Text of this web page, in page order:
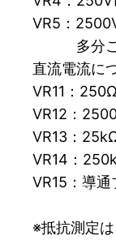
VR5：
多分これ
直流電流に
VR11：
VR12：
VR13：
VR14：
VR15：導
※抵抗測定